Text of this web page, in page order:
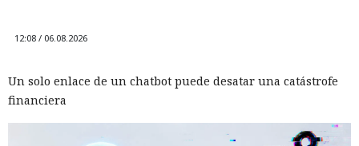
12:08 / 06.08.2026
Un solo enlace de un chatbot puede desatar una catástrofe
financiera